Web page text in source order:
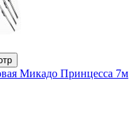
Микадо Принцесса 7м